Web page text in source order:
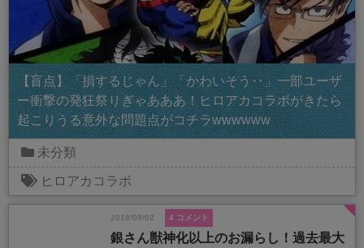
【盲点】「損するじゃん」「かわいそう‥」一部ユーザ
ー衝撃の発狂祭りぎゃあああ！ヒロアカコラボがきたら
起こりうる意外な問題点がコチラwwwwww
未分類
ヒロアカコラボ
2019/09/02 4 コメント
銀さん獣神化以上のお漏らし！過去最大